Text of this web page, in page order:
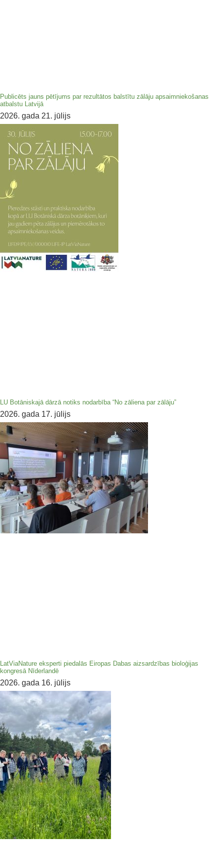
Publicēts jauns pētījums par rezultātos balstītu zālāju apsaimniekošanas
atbalstu Latvijā
2026. gada 21. jūlijs
LU Botāniskajā dārzā notiks nodarbība “No zāliena par zālāju”
2026. gada 17. jūlijs
LatViaNature eksperti piedalās Eiropas Dabas aizsardzības bioloģijas
kongresā Nīderlandē
2026. gada 16. jūlijs